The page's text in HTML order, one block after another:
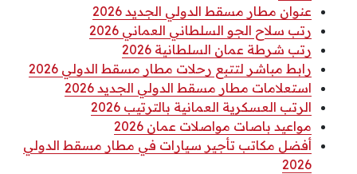
عنوان مطار مسقط الدولي الجديد 2026
رتب سلاح الجو السلطاني العماني 2026
رتب شرطة عمان السلطانية 2026
رابط مباشر لتتبع رحلات مطار مسقط الدولي 2026
استعلامات مطار مسقط الدولي الجديد 2026
الرتب العسكرية العمانية بالترتيب 2026
مواعيد باصات مواصلات عمان 2026
أفضل مكاتب تأجير سيارات في مطار مسقط الدولي
2026